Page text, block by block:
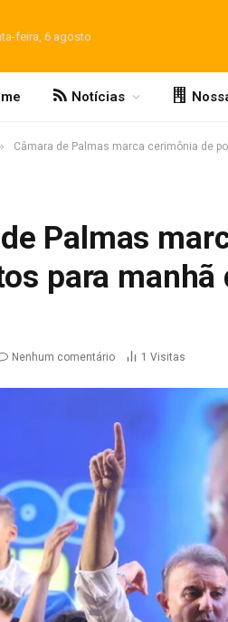
feira, 6 agosto
Notícias
Câmara de Palmas marca cerimônia de
Palmas
para manhã
Nenhum comentário 1 Visitas